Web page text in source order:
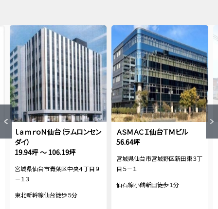
ｌａｍｒｏＮ仙台（ラムロンセン
ダイ）
19.94坪 ～ 106.19坪
宮城県仙台市青葉区中央４丁目９
－１３
東北新幹線仙台徒歩５分
ＡＳＭＡＣＩ仙台ＴＭビル
56.64坪
宮城県仙台市宮城野区新田東３丁
目５－１
仙石線小鶴新田徒歩１分